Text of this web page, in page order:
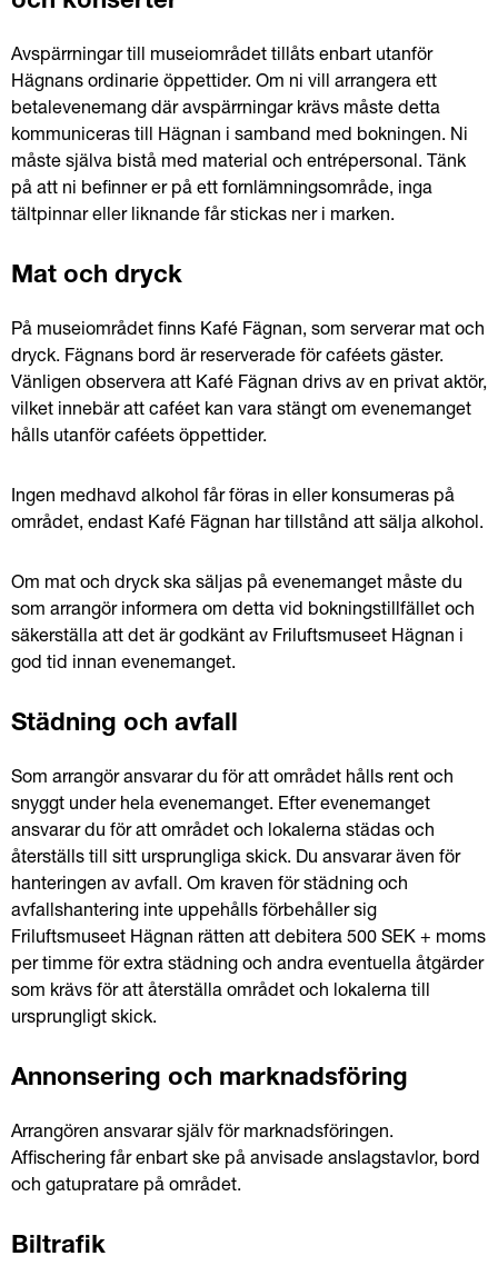
Avspärrningar till museiområdet tillåts enbart utanför
Hägnans ordinarie öppettider. Om ni vill arrangera ett
betalevenemang där avspärrningar krävs måste detta
kommuniceras till Hägnan i samband med bokningen. Ni
måste själva bistå med material och entrépersonal. Tänk
på att ni befinner er på ett fornlämningsområde, inga
tältpinnar eller liknande får stickas ner i marken.
Mat och dryck
På museiområdet finns Kafé Fägnan, som serverar mat och
dryck. Fägnans bord är reserverade för caféets gäster.
Vänligen observera att Kafé Fägnan drivs av en privat aktör,
vilket innebär att caféet kan vara stängt om evenemanget
hålls utanför caféets öppettider.
Ingen medhavd alkohol får föras in eller konsumeras på
området, endast Kafé Fägnan har tillstånd att sälja alkohol.
Om mat och dryck ska säljas på evenemanget måste du
som arrangör informera om detta vid bokningstillfället och
säkerställa att det är godkänt av Friluftsmuseet Hägnan i
god tid innan evenemanget.
Städning och avfall
Som arrangör ansvarar du för att området hålls rent och
snyggt under hela evenemanget. Efter evenemanget
ansvarar du för att området och lokalerna städas och
återställs till sitt ursprungliga skick. Du ansvarar även för
hanteringen av avfall. Om kraven för städning och
avfallshantering inte uppehålls förbehåller sig
Friluftsmuseet Hägnan rätten att debitera 500 SEK + moms
per timme för extra städning och andra eventuella åtgärder
som krävs för att återställa området och lokalerna till
ursprungligt skick.
Annonsering och marknadsföring
Arrangören ansvarar själv för marknadsföringen.
Affischering får enbart ske på anvisade anslagstavlor, bord
och gatupratare på området.
Biltrafik